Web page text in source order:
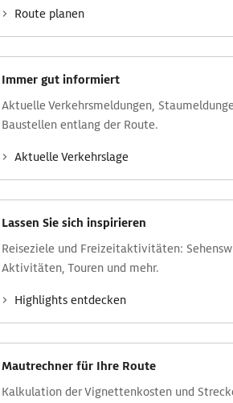
Route planen
Immer gut informiert
Aktuelle Verkehrs­meldungen,
Baustellen entlang der Route.
Aktuelle Verkehrs­lage
Lassen Sie sich inspirieren
Reise­ziele und Freizeit­aktivitäten:
Aktivitäten, Touren und mehr.
Highlights entdecken
Mautrechner für Ihre Route
Kalkulation der Vignettenkosten und